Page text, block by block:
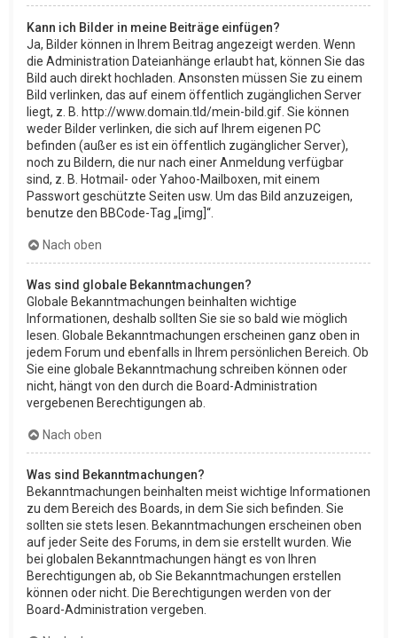
Kann ich Bilder in meine Beiträge einfügen?
Ja, Bilder können in Ihrem Beitrag angezeigt werden. Wenn
die Administration Dateianhänge erlaubt hat, können Sie das
Bild auch direkt hochladen. Ansonsten müssen Sie zu einem
Bild verlinken, das auf einem öffentlich zugänglichen Server
liegt, z. B. http://www.domain.tld/mein-bild.gif. Sie können
weder Bilder verlinken, die sich auf Ihrem eigenen PC
befinden (außer es ist ein öffentlich zugänglicher Server),
noch zu Bildern, die nur nach einer Anmeldung verfügbar
sind, z. B. Hotmail- oder Yahoo-Mailboxen, mit einem
Passwort geschützte Seiten usw. Um das Bild anzuzeigen,
benutze den BBCode-Tag „[img]“.
Nach oben
Was sind globale Bekanntmachungen?
Globale Bekanntmachungen beinhalten wichtige
Informationen, deshalb sollten Sie sie so bald wie möglich
lesen. Globale Bekanntmachungen erscheinen ganz oben in
jedem Forum und ebenfalls in Ihrem persönlichen Bereich. Ob
Sie eine globale Bekanntmachung schreiben können oder
nicht, hängt von den durch die Board-Administration
vergebenen Berechtigungen ab.
Nach oben
Was sind Bekanntmachungen?
Bekanntmachungen beinhalten meist wichtige Informationen
zu dem Bereich des Boards, in dem Sie sich befinden. Sie
sollten sie stets lesen. Bekanntmachungen erscheinen oben
auf jeder Seite des Forums, in dem sie erstellt wurden. Wie
bei globalen Bekanntmachungen hängt es von Ihren
Berechtigungen ab, ob Sie Bekanntmachungen erstellen
können oder nicht. Die Berechtigungen werden von der
Board-Administration vergeben.